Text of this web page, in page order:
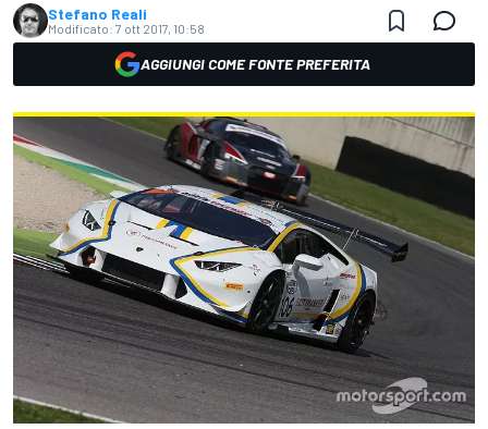
Stefano Reali
Modificato: 7 ott 2017, 10:58
AGGIUNGI COME FONTE PREFERITA